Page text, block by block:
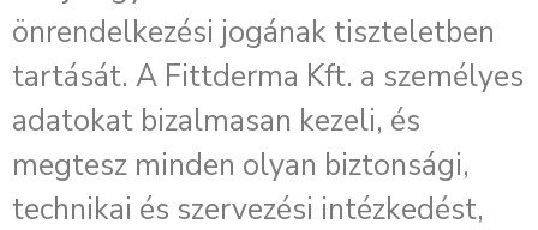
önrendelkezési jogának tiszteletben
tartását. A Fittderma Kft. a személyes
adatokat bizalmasan kezeli, és
megtesz minden olyan biztonsági,
technikai és szervezési intézkedést,